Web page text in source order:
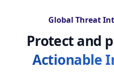
Global Threat
Protect and
Actionable